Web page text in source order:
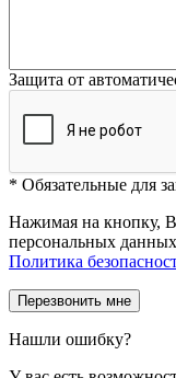
Защита от
* Обязательные для
Нажимая на кнопку,
персональных
Политика
Нашли ошибку?